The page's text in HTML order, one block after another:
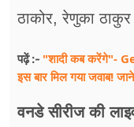
ठाकोर, रेणुका ठाकुर
पढ़ें :- "शादी कब करेंगे"-
इस बार मिल गया जवाब!
वनडे सीरीज की